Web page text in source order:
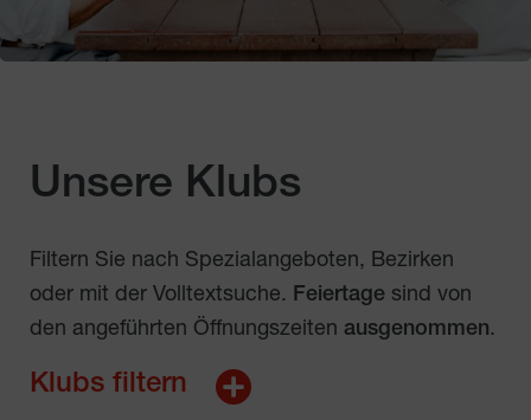
Unsere Klubs
Filtern Sie nach Spezialangeboten, Bezirken
oder mit der Volltextsuche. Feiertage sind von
den angeführten Öffnungszeiten ausgenommen.
Klubs filtern